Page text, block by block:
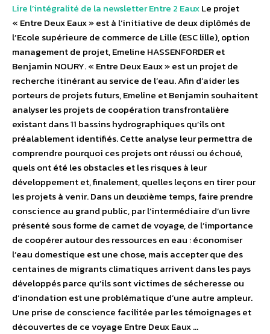
Lire l’intégralité de la newsletter Entre 2 EauxLe projet
« Entre Deux Eaux » est à l’initiative de deux diplômés de
l’Ecole supérieure de commerce de Lille (ESC lille), option
management de projet, Emeline HASSENFORDER et
Benjamin NOURY. « Entre Deux Eaux » est un projet de
recherche itinérant au service de l’eau. Afin d’aider les
porteurs de projets futurs, Emeline et Benjamin souhaitent
analyser les projets de coopération transfrontalière
existant dans 11 bassins hydrographiques qu’ils ont
préalablement identifiés. Cette analyse leur permettra de
comprendre pourquoi ces projets ont réussi ou échoué,
quels ont été les obstacles et les risques à leur
développement et, finalement, quelles leçons en tirer pour
les projets à venir. Dans un deuxième temps, faire prendre
conscience au grand public, par l’intermédiaire d’un livre
présenté sous forme de carnet de voyage, de l’importance
de coopérer autour des ressources en eau : économiser
l’eau domestique est une chose, mais accepter que des
centaines de migrants climatiques arrivent dans les pays
développés parce qu’ils sont victimes de sécheresse ou
d’inondation est une problématique d’une autre ampleur.
Une prise de conscience facilitée par les témoignages et
découvertes de ce voyage Entre Deux Eaux …